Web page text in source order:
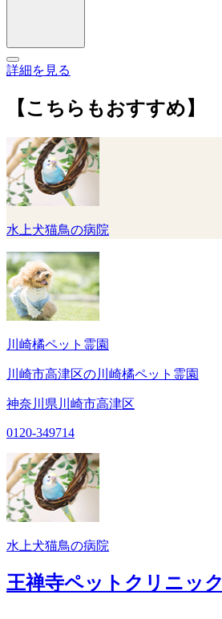
詳細を見る
【こちらもおすすめ】
水上犬猫鳥の病院
川崎橘ペット霊園
川崎市高津区の川崎橘ペット霊園
神奈川県川崎市高津区
0120-349714
水上犬猫鳥の病院
王禅寺ペットクリニック